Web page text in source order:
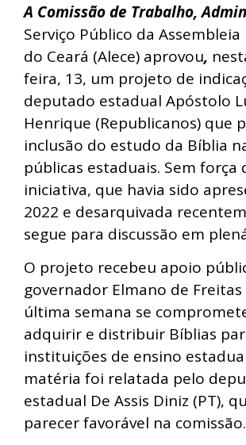
A Comissão de Trabalho,
Serviço Público da Assembleia
do Ceará (Alece) aprovou,
feira, 13, um projeto de
deputado estadual Apóstolo
Henrique (Republicanos) que
inclusão do estudo da Bíblia
públicas estaduais. Sem força
iniciativa, que havia sido
2022 e desarquivada
segue para discussão em
O projeto recebeu apoio
governador Elmano de Freitas
última semana se
adquirir e distribuir Bíblias
instituições de ensino
matéria foi relatada pelo
estadual De Assis Diniz (PT),
parecer favorável na comissão.